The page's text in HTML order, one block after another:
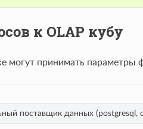
к OLAP кубу
могут принимать параметры
поставщик данных (postgresql,